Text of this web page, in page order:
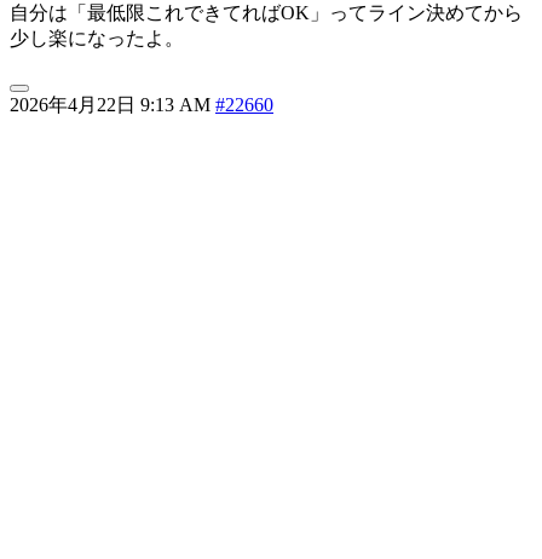
2026年4月22日 9:13 AM #22660
自分は「最低限これできてればOK」ってライン決めてから
少し楽になったよ。